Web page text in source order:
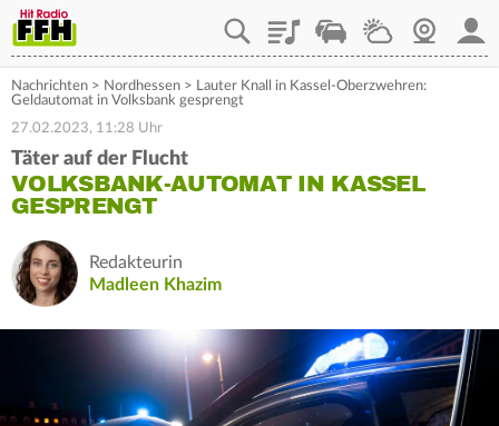
PlaylistStaupilotWetterWebcam
Nachrichten > Nordhessen > Lauter Knall in Kassel-Oberzwehren:
Geldautomat in Volksbank gesprengt
27.02.2023, 11:28 Uhr
Täter auf der Flucht
VOLKSBANK-AUTOMAT IN KASSEL
GESPRENGT
Redakteurin
Madleen Khazim